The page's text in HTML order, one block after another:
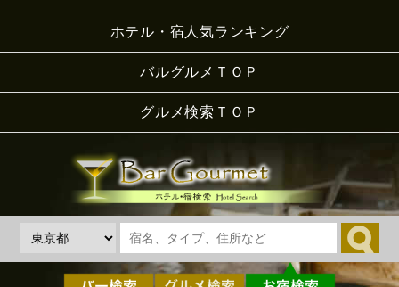
ホテル・宿人気ランキング
バルグルメＴＯＰ
グルメ検索ＴＯＰ